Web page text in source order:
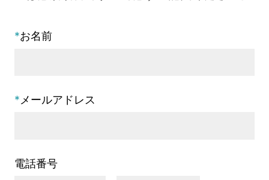
*お名前
* メールアドレス
電話番号